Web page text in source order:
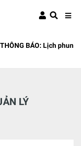
THÔNG BÁO: Lịch phun
LÝ